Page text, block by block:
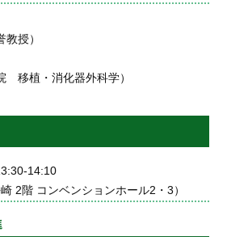
授）
移植・消化器外科学）
14:10
2階 コンベンションホール2・3）